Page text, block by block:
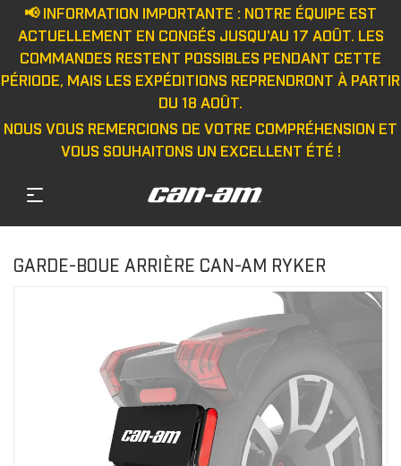
📢 INFORMATION IMPORTANTE : NOTRE ÉQUIPE EST
ACTUELLEMENT EN CONGÉS JUSQU'AU 17 AOÛT. LES
COMMANDES RESTENT POSSIBLES PENDANT CETTE
PÉRIODE, MAIS LES EXPÉDITIONS REPRENDRONT À PARTIR
DU 18 AOÛT.
NOUS VOUS REMERCIONS DE VOTRE COMPRÉHENSION ET
VOUS SOUHAITONS UN EXCELLENT ÉTÉ !
GARDE-BOUE ARRIÈRE CAN-AM RYKER